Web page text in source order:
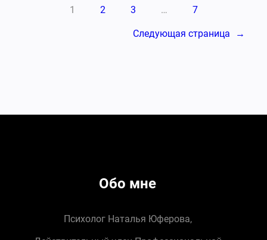
1 2 3 … 7
Следующая страница →
Обо мне
Психолог Наталья Юферова,